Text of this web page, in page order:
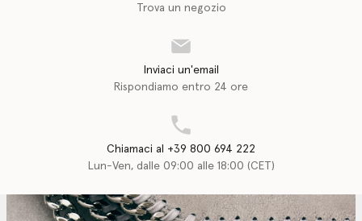
Trova un negozio
Inviaci un'email
Rispondiamo entro 24 ore
Chiamaci al +39 800 694 222
Lun-Ven, dalle 09:00 alle 18:00 (CET)